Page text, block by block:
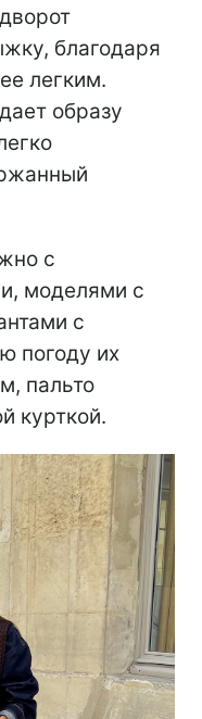
благодаря
легким.
образу
с
моделями с
с
погоду их
пальто
курткой.